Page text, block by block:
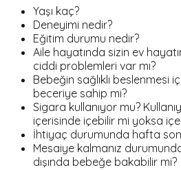
Yaşı kaç?
Deneyimi nedir?
Eğitim durumu nedir?
Aile hayatında sizin ev
ciddi problemleri var mı?
Bebeğin sağlıklı beslenmesi
beceriye sahip mi?
Sigara kullanıyor mu?
içerisinde içebilir mi yoksa
İhtiyaç durumunda hafta
Mesaiye kalmanız
dışında bebeğe bakabilir mi?